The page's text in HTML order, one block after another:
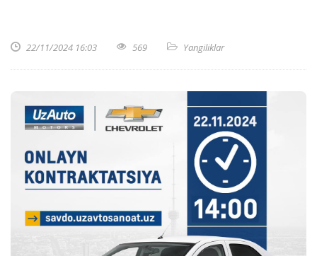
22/11/2024 16:03 569 Yangiliklar